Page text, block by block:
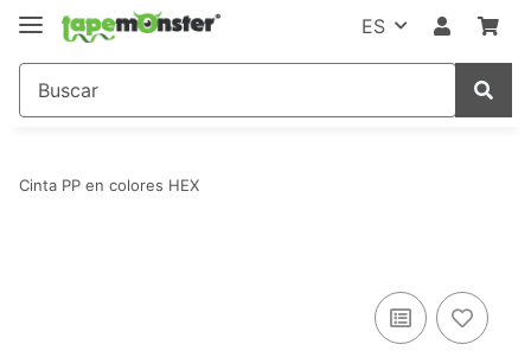
ES
Cinta PP en colores HEX